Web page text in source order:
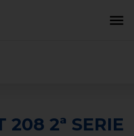
208 2ª SERIE